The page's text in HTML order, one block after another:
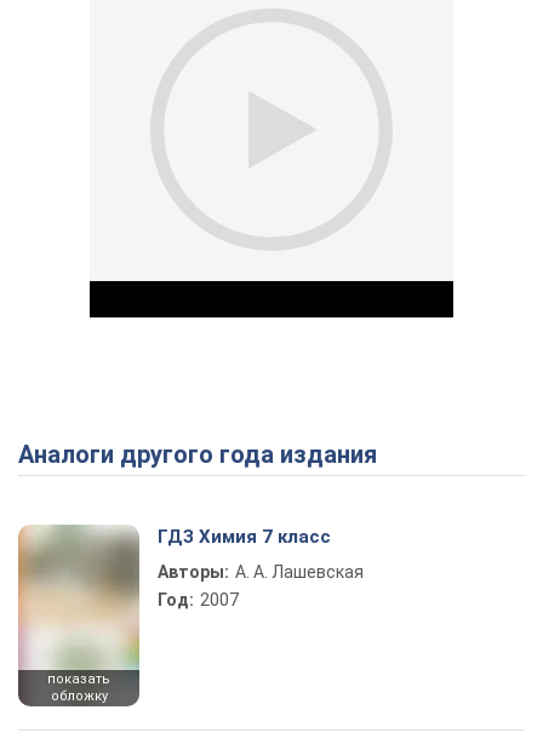
Play Video
Аналоги другого года издания
показать
обложку
ГДЗ Химия 7 класс
Авторы: А. А. Лашевская
Год: 2007